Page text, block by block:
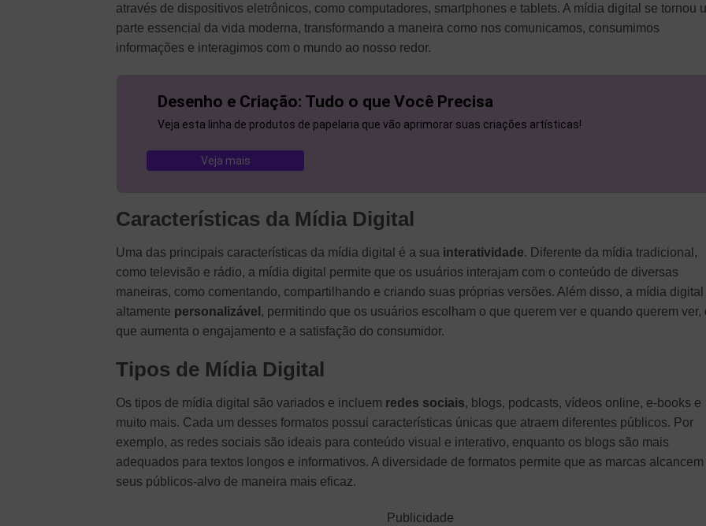
através de dispositivos eletrônicos, como computadores, smartphones e tablets. A mídia digital se tornou
parte essencial da vida moderna, transformando a maneira como nos comunicamos, consumimos
informações e interagimos com o mundo ao nosso redor.
Desenho e Criação: Tudo o que Você Precisa
Veja esta linha de produtos de papelaria que vão aprimorar suas criações artísticas!
Veja mais
Características da Mídia Digital
Uma das principais características da mídia digital é a sua interatividade. Diferente da mídia tradicional,
como televisão e rádio, a mídia digital permite que os usuários interajam com o conteúdo de diversas
maneiras, como comentando, compartilhando e criando suas próprias versões. Além disso, a mídia digital
altamente personalizável , permitindo que os usuários escolham o que querem ver e quando querem ver,
que aumenta o engajamento e a satisfação do consumidor.
Tipos de Mídia Digital
Os tipos de mídia digital são variados e incluem redes sociais, blogs, podcasts, vídeos online, e-books e
muito mais. Cada um desses formatos possui características únicas que atraem diferentes públicos. Por
exemplo, as redes sociais são ideais para conteúdo visual e interativo, enquanto os blogs são mais
adequados para textos longos e informativos. A diversidade de formatos permite que as marcas alcancem
seus públicos-alvo de maneira mais eficaz.
Publicidade